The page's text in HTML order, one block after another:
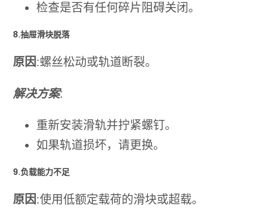
检查是否有任何碎片阻碍关闭。
8.抽屉滑块脱落
原因:螺丝松动或轨道断裂。
解决方案:
重新安装滑轨并拧紧螺钉。
如果轨道损坏，请更换。
9.负载能力不足
原因:使用低额定载荷的滑块或超载。